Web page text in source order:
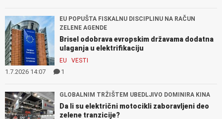
EU POPUŠTA FISKALNU DISCIPLINU NA RAČUN
ZELENE AGENDE
Brisel odobrava evropskim državama dodatna
ulaganja u elektrifikaciju
EU VESTI
1.7.2026 14:07 1
GLOBALNIM TRŽIŠTEM UBEDLJIVO DOMINIRA KINA
Da li su električni motocikli zaboravljeni deo
zelene tranzicije?